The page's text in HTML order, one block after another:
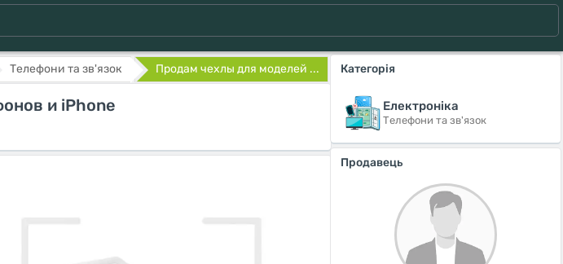
Телефони та зв'язок Продам чехлы для моделей ...
и iPhonе
Категорія
Електроніка
Телефони та зв'язок
Продавець